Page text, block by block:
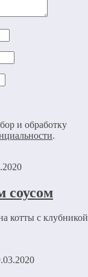
и обработку
.
соусом
котты с клубникой